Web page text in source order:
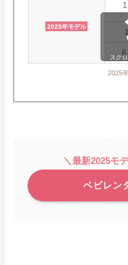
2025年モデル
2025
スク
＼最新2025モ
ベビレン